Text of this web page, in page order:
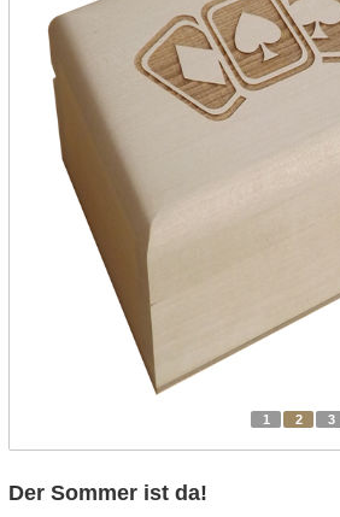
1 2 3
Der Sommer ist da!